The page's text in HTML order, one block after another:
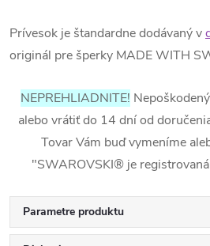
Prívesok je štandardne dodávaný v
originál pre šperky MADE WITH
NEPREHLIADNITE!
alebo vrátiť do 14 dní od
Tovar Vám buď vymeníme
"SWAROVSKI® je
Parametre produktu